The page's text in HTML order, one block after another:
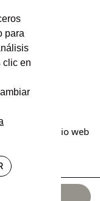
Sitio web
para
clic en